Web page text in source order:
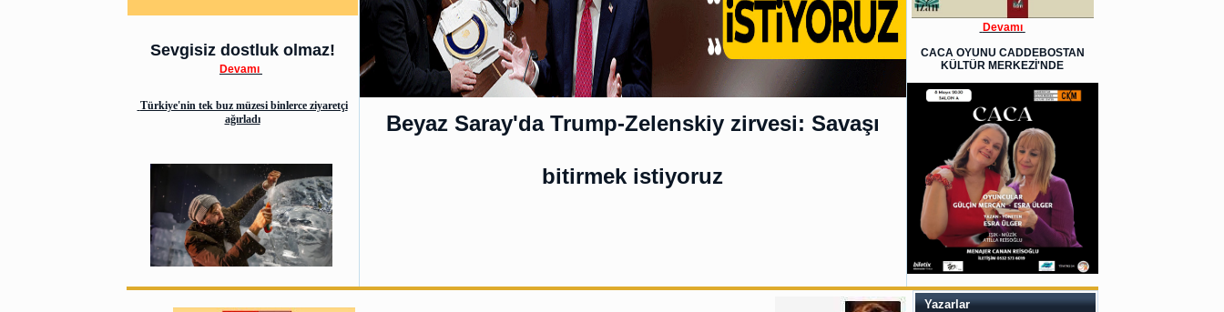
Sevgisiz dostluk olmaz!
Devamı
Türkiye'nin tek buz müzesi binlerce ziyaretçi
ağırladı
Beyaz Saray'da Trump-Zelenskiy zirvesi: Savaşı
bitirmek istiyoruz
Devamı
CACA OYUNU CADDEBOSTAN
KÜLTÜR MERKEZİ'NDE
Yazarlar